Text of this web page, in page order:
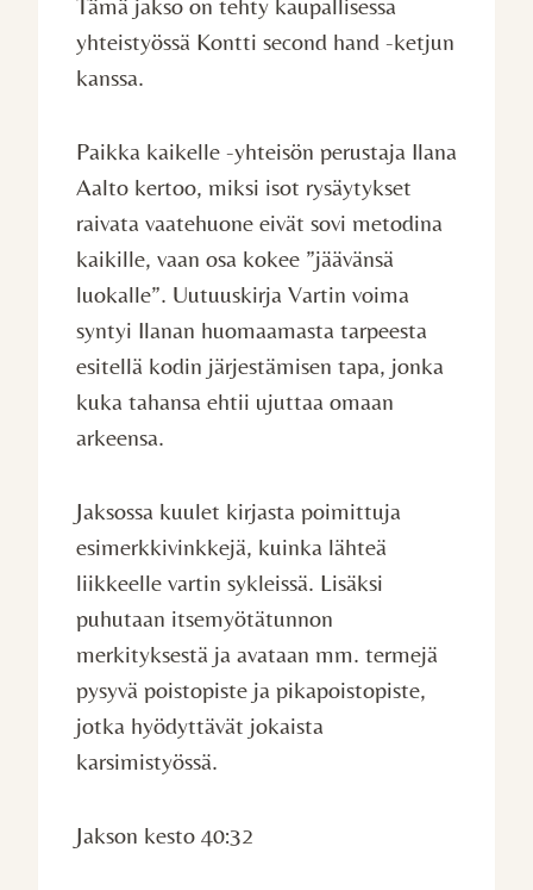
yhteistyössä Kontti second hand -ketjun
kanssa.
Paikka kaikelle -yhteisön perustaja Ilana
Aalto kertoo, miksi isot rysäytykset
raivata vaatehuone eivät sovi metodina
kaikille, vaan osa kokee ”jäävänsä
luokalle”. Uutuuskirja Vartin voima
syntyi Ilanan huomaamasta tarpeesta
esitellä kodin järjestämisen tapa, jonka
kuka tahansa ehtii ujuttaa omaan
arkeensa.
Jaksossa kuulet kirjasta poimittuja
esimerkkivinkkejä, kuinka lähteä
liikkeelle vartin sykleissä. Lisäksi
puhutaan itsemyötätunnon
merkityksestä ja avataan mm. termejä
pysyvä poistopiste ja pikapoistopiste,
jotka hyödyttävät jokaista
karsimistyössä.
Jakson kesto 40:32